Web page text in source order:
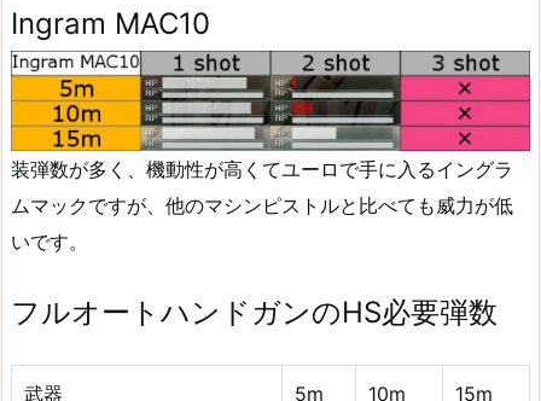
Ingram MAC10
装弾数が多く、機動性が高くてユーロで手に入るイングラ
ムマックですが、他のマシンピストルと比べても威力が低
いです。
フルオートハンドガンのHS必要弾数
武器 5m 10m 15m